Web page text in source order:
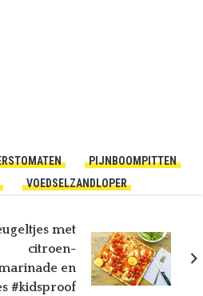
PIJNBOOMPITTEN
VOEDSELZANDLOPER
met
citroen-
en
#kidsproof